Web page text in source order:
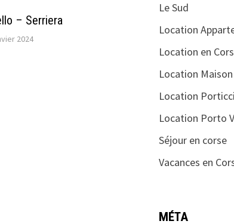
– Serriera
2024
Le Sud
Location
Location en
Location Maison
Location
Location Porto
Séjour en corse
Vacances en
MÉTA